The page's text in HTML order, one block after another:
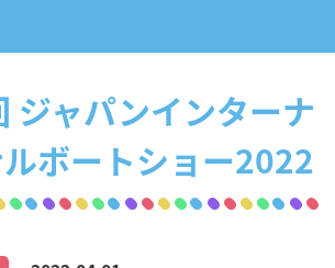
ジャパンインターナ
ボートショー2022